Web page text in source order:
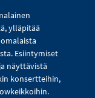
ylläpitää
Esiintymiset
näyttävistä
konsertteihin,